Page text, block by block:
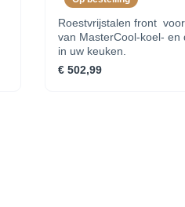
Roestvrijstalen front
van MasterCool-koel- en
in uw keuken.
€ 502,99